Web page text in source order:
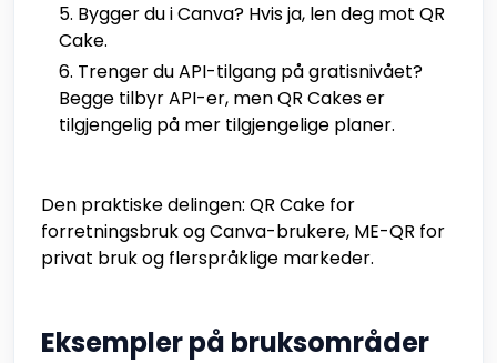
Bygger du i Canva? Hvis ja, len deg mot QR
Cake.
Trenger du API-tilgang på gratisnivået?
Begge tilbyr API-er, men QR Cakes er
tilgjengelig på mer tilgjengelige planer.
Den praktiske delingen: QR Cake for
forretningsbruk og Canva-brukere, ME-QR for
privat bruk og flerspråklige markeder.
Eksempler på bruksområder